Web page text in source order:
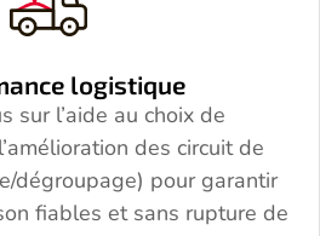
logistique
sur l’aide au choix de
des circuit de
dégroupage) pour garantir
fiables et sans rupture de